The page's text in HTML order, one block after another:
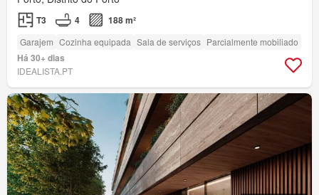
T3 4 188 m²
Garajem Cozinha equipada Sala de serviços Parcialmente mobiliado
Há 30+ dias
IDEALISTA.PT